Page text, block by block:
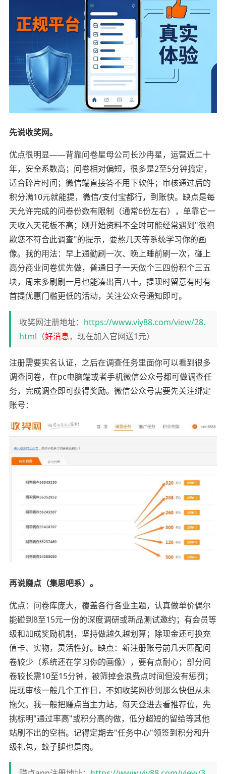
先说收奖网。
优点很明显——背靠问卷星母公司长沙冉星，运营近二十
年，安全系数高；问卷相对偏短，很多是2至5分钟搞定，
适合碎片时间；微信端直接答不用下软件；审核通过后的
积分满10元就能提，微信/支付宝都行，到账快。缺点是每
天允许完成的问卷份数有限制（通常6份左右），单靠它一
天收入天花板不高；刚开始资料不全时可能经常遇到"很抱
歉您不符合此调查"的提示，要熬几天等系统学习你的画
像。我的用法：早上通勤刷一次、晚上睡前刷一次，碰上
高分商业问卷优先做，普通日子一天做个三四份积个三五
块，周末多刷刷一月也能凑出百八十。提现时留意有时有
首提优惠门槛更低的活动，关注公众号通知即可。
收奖网注册地址： https://www.viy88.com/view/28.
html （好消息，现在加入官网送1元）
注册需要实名认证，之后在调查任务里面你可以看到很多
调查问卷，在pc电脑端或者手机微信公众号都可做调查任
务，完成调查即可获得奖励。微信公众号需要先关注绑定
账号：
再说赚点（集思吧系）。
优点：问卷库庞大，覆盖各行各业主题，认真做单价偶尔
能碰到8至15元一份的深度调研或新品测试邀约；有会员等
级和加成奖励机制，坚持做越久越划算；除现金还可换充
值卡、实物，灵活性好。缺点：新注册账号前几天匹配问
卷较少（系统还在学习你的画像），要有点耐心；部分问
卷较长需10至15分钟，被筛掉会浪费点时间但没有惩罚；
提现审核一般几个工作日，不如收奖网秒到那么快但从未
拖欠。我一般把赚点当主力站，每天登进去看推荐位，先
挑标明"通过率高"或积分高的做，低分超短的留给等其他
站刷不出的空档。记得定期去"任务中心"领签到积分和升
级礼包，蚊子腿也是肉。